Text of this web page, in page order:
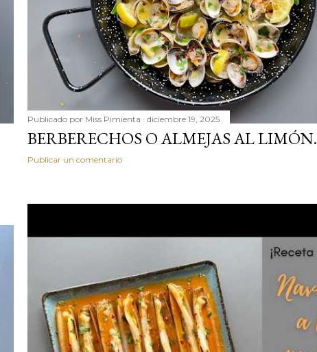
Publicado por Miss Pimienta diciembre 19, 2025
BERBERECHOS O ALMEJAS AL LIMÓN.
Publicar un comentario